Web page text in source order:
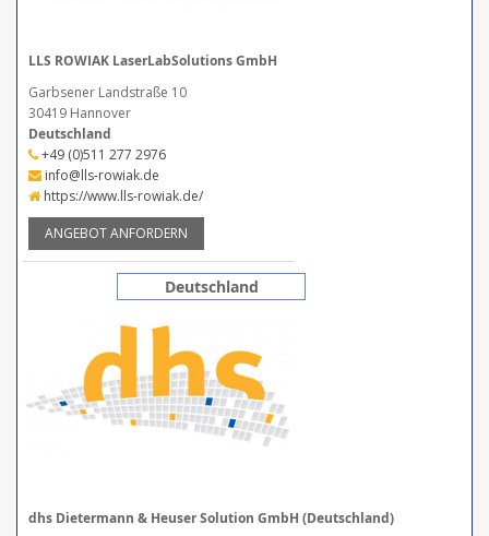
LLS ROWIAK LaserLabSolutions GmbH
Garbsener Landstraße 10
30419 Hannover
Deutschland
+49 (0)511 277 2976
info@lls-rowiak.de
https://www.lls-rowiak.de/
ANGEBOT ANFORDERN
Deutschland
dhs Dietermann & Heuser Solution GmbH (Deutschland)